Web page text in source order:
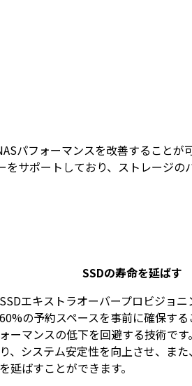
パフォーマンスを改善すること
サポートしており、ストレージ
SSDの寿命を延ばす
SSDエキストラオーバープロビジョ
60%の予約スペースを事前に確保する
ォーマンスの低下を回避する技術です
り、システム安定性を向上させ、ま
を延ばすことができます。